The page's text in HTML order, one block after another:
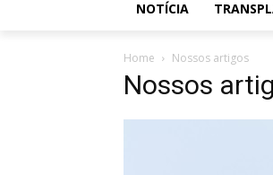
NOTÍCIA
Home Nossos artigos
Nossos